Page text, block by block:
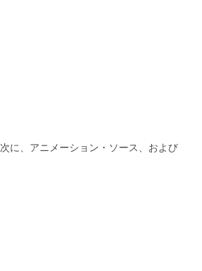
次に、アニメーション・ソース、および